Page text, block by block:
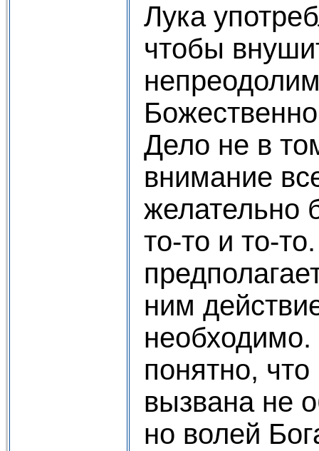
Лука
чтобы
Дело не в
внимание
желательно
то-то и то-
ним
понятно,
вызвана не
но волей